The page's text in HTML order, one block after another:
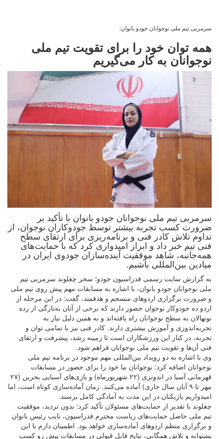
سرمربی تیم ملی نوجوانان جودو بانوان:
همه توان خود را برای تقویت تیم ملی
نوجوانان به کار می‌گیریم
سرمربی تیم ملی نوجوانان جودو بانوان با تأکید بر
ضرورت کسب تجربه بیشتر توسط جودوکاران نوجوان، از
تداوم تلاش کادر فنی و برنامه‌ریزی برای ارتقای سطح
فنی تیم خبر داد و ابراز امیدواری کرد که با حمایت‌های
همه‌جانبه، شاهد موفقیت آینده‌سازان جودوی ایران در
میادین بین‌المللی باشیم.
به گزارش سایت رسمی فدراسیون جودو؛ سحر چغلوند سرمربی تیم
ملی نوجوانان جودو بانوان، با اشاره به مسابقات مهم پیش روی تیم ملی
و ضرورت برگزاری اردوهای منسجم و هدفمند، گفت: در این مرحله از
اردو ده جودوکار نوجوان حضور دارند که برخی از آنان به‌تازگی از رده
نونهالان به سطح نوجوانان راه یافته‌اند و به همین دلیل نیاز به
تجربه‌اندوزی و آموزش بیشتری دارند. کادر فنی نیز با تمامی توان و
تجربه، در کنار این ورزشکاران است تا زمینه رشد، پیشرفت و ارتقای
فنی آن‌ها و تقویت تیم ملی نوجوانان فراهم شود.
وی با اشاره به دو رویداد بین‌المللی مهم موجود در برنامه تیم ملی
نوجوانان اضافه کرد: نوجوانان ما خود را برای حضور در مسابقات
قهرمانی آسیا در اندونزی (۲۲ شهریورماه) و بازی‌های آسیایی بحرین (۲۷
مهر تا ۹ آبان سال جاری) آماده می‌کنند. زمان آماده‌سازی کوتاه است، اما
امیدواریم بازیکنان در این مدت به آمادگی کامل برسند.
چغلوند با تقدیر از حمایت‌های مسئولان تأکید کرد: بدون تردید، موفقیت
تیم ملی حاصل حمایت‌های ریاست محترم فدراسیون، نایب رئیس بانوان
و برگزاری منظم اردوهای آماده‌سازی خواهد بود. اطمینان دارم با این
پشتوانه و تلاش همگانی، نتایج قابل قبولی در مسابقات پیش رو کسب